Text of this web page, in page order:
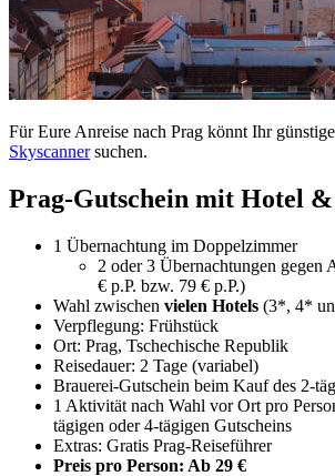
Für Eure Anreise nach Prag könnt Ihr
Skyscannersuchen.
Prag-Gutschein mit Hotel
1 Übernachtung im Doppelzimmer
2 oder 3 Übernachtungen gegen
€ p.P. bzw. 79 € p.P.)
Wahl zwischen vielen Hotels (3*, 4*
Verpflegung: Frühstück
Ort: Prag, Tschechische Republik
Reisedauer: 2 Tage (variabel)
Brauerei-Gutschein beim Kauf des 2-
1 Aktivität nach Wahl vor Ort pro
tägigen oder 4-tägigen Gutscheins
Extras: Gratis Prag-Reiseführer
Preis pro Person: Ab 29 €